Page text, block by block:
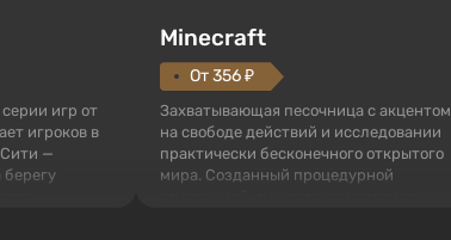
игр от
игроков в
—
Minecraft
От 356 ₽
Захватывающая песочница с акцентом
на свободе действий и исследовании
практически бесконечного открытого
мира. Созданный процедурной